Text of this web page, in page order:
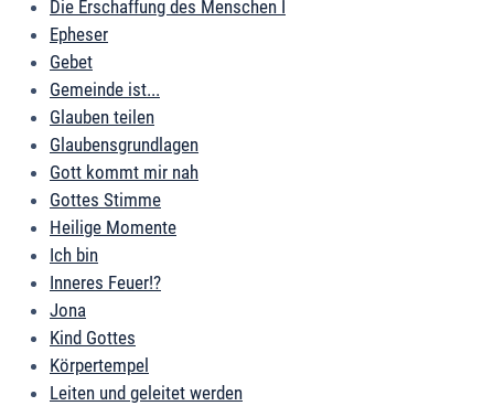
Die Erschaffung des Menschen I
Epheser
Gebet
Gemeinde ist...
Glauben teilen
Glaubensgrundlagen
Gott kommt mir nah
Gottes Stimme
Heilige Momente
Ich bin
Inneres Feuer!?
Jona
Kind Gottes
Körpertempel
Leiten und geleitet werden